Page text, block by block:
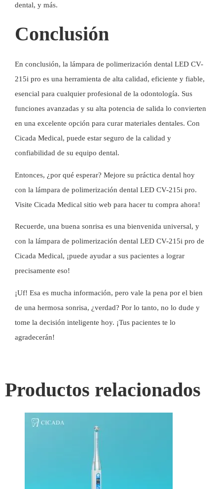
dental, y más.
Conclusión
En conclusión, la lámpara de polimerización dental LED CV-
215i pro es una herramienta de alta calidad, eficiente y fiable,
esencial para cualquier profesional de la odontología. Sus
funciones avanzadas y su alta potencia de salida lo convierten
en una excelente opción para curar materiales dentales. Con
Cicada Medical, puede estar seguro de la calidad y
confiabilidad de su equipo dental.
Entonces, ¿por qué esperar? Mejore su práctica dental hoy
con la lámpara de polimerización dental LED CV-215i pro.
Visite Cicada Medical sitio web para hacer tu compra ahora!
Recuerde, una buena sonrisa es una bienvenida universal, y
con la lámpara de polimerización dental LED CV-215i pro de
Cicada Medical, ¡puede ayudar a sus pacientes a lograr
precisamente eso!
¡Uf! Esa es mucha información, pero vale la pena por el bien
de una hermosa sonrisa, ¿verdad? Por lo tanto, no lo dude y
tome la decisión inteligente hoy. ¡Tus pacientes te lo
agradecerán!
Productos relacionados